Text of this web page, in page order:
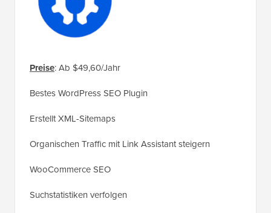
Preise: Ab $49,60/Jahr
Bestes WordPress SEO Plugin
Erstellt XML-Sitemaps
Organischen Traffic mit Link Assistant steigern
WooCommerce SEO
Suchstatistiken verfolgen